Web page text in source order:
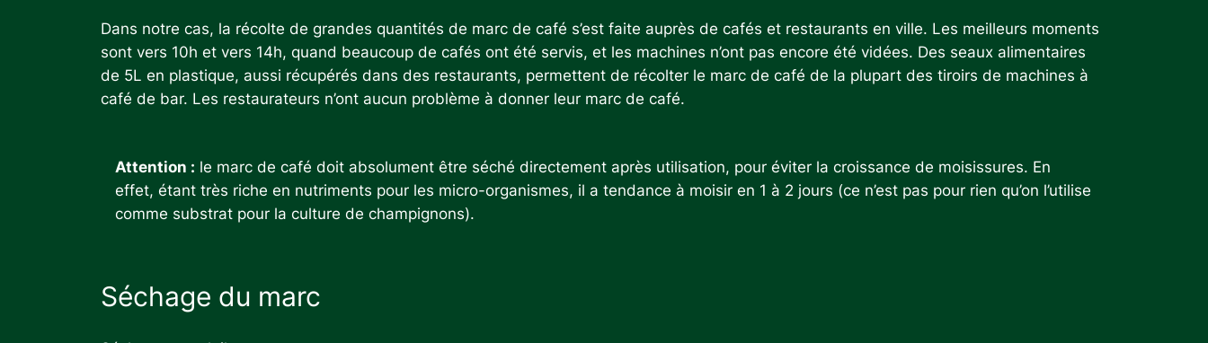
Dans notre cas, la récolte de grandes quantités de marc de café s’est faite auprès de cafés et restaurants en ville. Les meilleurs moments
sont vers 10h et vers 14h, quand beaucoup de cafés ont été servis, et les machines n’ont pas encore été vidées. Des seaux alimentaires
de 5L en plastique, aussi récupérés dans des restaurants, permettent de récolter le marc de café de la plupart des tiroirs de machines à
café de bar. Les restaurateurs n’ont aucun problème à donner leur marc de café.
Attention : le marc de café doit absolument être séché directement après utilisation, pour éviter la croissance de moisissures. En
effet, étant très riche en nutriments pour les micro-organismes, il a tendance à moisir en 1 à 2 jours (ce n’est pas pour rien qu’on l’utilise
comme substrat pour la culture de champignons).
Séchage du marc